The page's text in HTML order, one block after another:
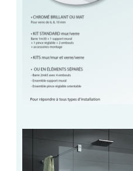
VERRIÈRE TYPE ATELIER
VERRES TEXTURÉS
PLEXIGLAS PMMA
DOUBLE VITRAGE
CATALOGUE DE